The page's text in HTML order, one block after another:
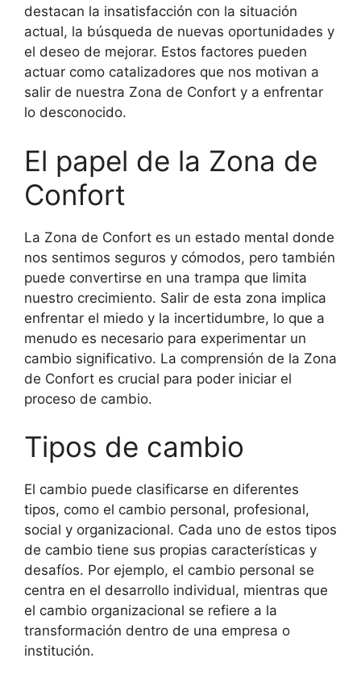
destacan la insatisfacción con la situación
actual, la búsqueda de nuevas oportunidades y
el deseo de mejorar. Estos factores pueden
actuar como catalizadores que nos motivan a
salir de nuestra Zona de Confort y a enfrentar
lo desconocido.
El papel de la Zona de
Confort
La Zona de Confort es un estado mental donde
nos sentimos seguros y cómodos, pero también
puede convertirse en una trampa que limita
nuestro crecimiento. Salir de esta zona implica
enfrentar el miedo y la incertidumbre, lo que a
menudo es necesario para experimentar un
cambio significativo. La comprensión de la Zona
de Confort es crucial para poder iniciar el
proceso de cambio.
Tipos de cambio
El cambio puede clasificarse en diferentes
tipos, como el cambio personal, profesional,
social y organizacional. Cada uno de estos tipos
de cambio tiene sus propias características y
desafíos. Por ejemplo, el cambio personal se
centra en el desarrollo individual, mientras que
el cambio organizacional se refiere a la
transformación dentro de una empresa o
institución.